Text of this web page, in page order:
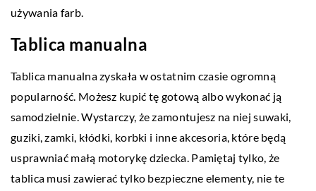
używania farb.
Tablica manualna
Tablica manualna zyskała w ostatnim czasie ogromną
popularność. Możesz kupić tę gotową albo wykonać ją
samodzielnie. Wystarczy, że zamontujesz na niej suwaki,
guziki, zamki, kłódki, korbki i inne akcesoria, które będą
usprawniać małą motorykę dziecka. Pamiętaj tylko, że
tablica musi zawierać tylko bezpieczne elementy, nie te